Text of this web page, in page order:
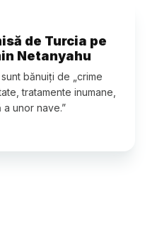
de Turcia pe
Netanyahu
bănuiți de „crime
tratamente inumane,
unor nave.”